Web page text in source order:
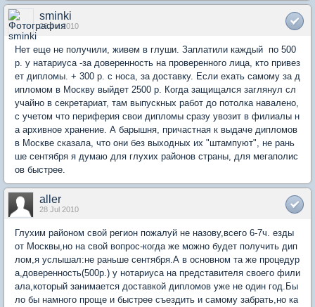
sminki
26 Jul 2010
Нет еще не получили, живем в глуши. Заплатили каждый по 500
р. у натариуса -за доверенность на проверенного лица, кто привез
ет дипломы. + 300 р. с носа, за доставку. Если ехать самому за д
ипломом в Москву выйдет 2500 р. Когда защищался заглянул сл
учайно в секретариат, там выпускных работ до потолка навалено,
с учетом что периферия свои дипломы сразу увозит в филиалы н
а архивное хранение. А барышня, причастная к выдаче дипломов
в Москве сказала, что они без выходных их "штампуют", не рань
ше сентября я думаю для глухих районов страны, для мегаполис
ов быстрее.
aller
28 Jul 2010
Глухим районом свой регион пожалуй не назову,всего 6-7ч. езды
от Москвы,но на свой вопрос-когда же можно будет получить дип
лом,я услышал:не раньше сентября.А в основном та же процедур
а,доверенность(500р.) у нотариуса на представителя своего фили
ала,который занимается доставкой дипломов уже не один год.Бы
ло бы намного проще и быстрее съездить и самому забрать,но ка